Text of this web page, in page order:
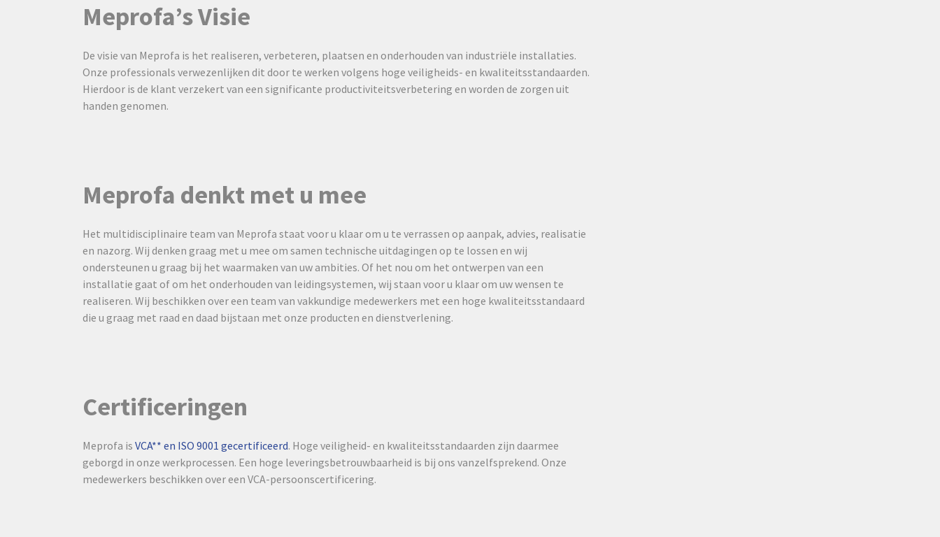
Meprofa’s Visie
De visie van Meprofa is het realiseren, verbeteren, plaatsen en onderhouden van industriële installaties.
Onze professionals verwezenlijken dit door te werken volgens hoge veiligheids- en kwaliteitsstandaarden.
Hierdoor is de klant verzekert van een significante productiviteitsverbetering en worden de zorgen uit
handen genomen.
Meprofa denkt met u mee
Het multidisciplinaire team van Meprofa staat voor u klaar om u te verrassen op aanpak, advies, realisatie
en nazorg. Wij denken graag met u mee om samen technische uitdagingen op te lossen en wij
ondersteunen u graag bij het waarmaken van uw ambities. Of het nou om het ontwerpen van een
installatie gaat of om het onderhouden van leidingsystemen, wij staan voor u klaar om uw wensen te
realiseren. Wij beschikken over een team van vakkundige medewerkers met een hoge kwaliteitsstandaard
die u graag met raad en daad bijstaan met onze producten en dienstverlening.
Certificeringen
Meprofa is VCA** en ISO 9001 gecertificeerd. Hoge veiligheid- en kwaliteitsstandaarden zijn daarmee
geborgd in onze werkprocessen. Een hoge leveringsbetrouwbaarheid is bij ons vanzelfsprekend. Onze
medewerkers beschikken over een VCA-persoonscertificering.